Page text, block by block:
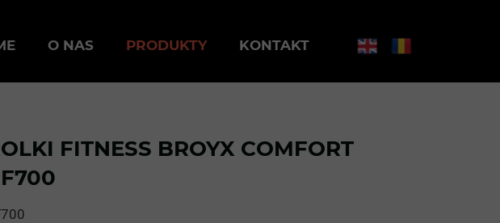
O NAS PRODUKTY KONTAKT
FITNESS BROYX COMFORT